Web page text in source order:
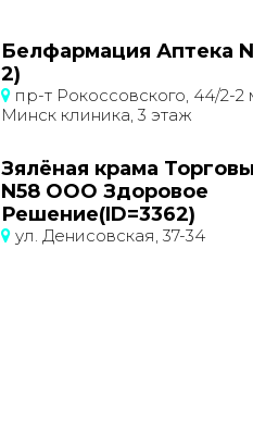
Белфармация Аптека
2)
пр-т Рокоссовского, 44/2-2
Минск клиника, 3 этаж
Зялёная крама
N58 ООО Здоровое
Решение(ID=3362)
ул. Денисовская, 37-34